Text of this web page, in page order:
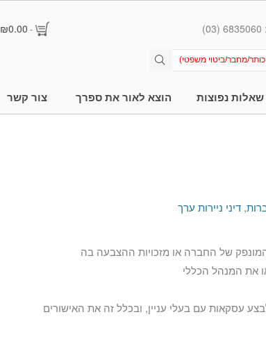
-
₪0.00
שאלות נפוצות הוצא לאור את ספרך צור קשר
,דיני ניירות ערך
את המנהל הכללי
עסקאות עם בעלי עניין, ובכלל זה את האישורים